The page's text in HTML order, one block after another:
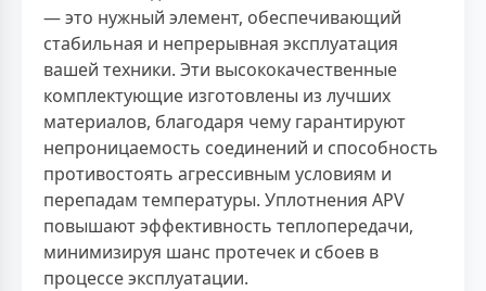
— это нужный элемент, обеспечивающий
стабильная и непрерывная эксплуатация
вашей техники. Эти высококачественные
комплектующие изготовлены из лучших
материалов, благодаря чему гарантируют
непроницаемость соединений и способность
противостоять агрессивным условиям и
перепадам температуры. Уплотнения APV
повышают эффективность теплопередачи,
минимизируя шанс протечек и сбоев в
процессе эксплуатации.